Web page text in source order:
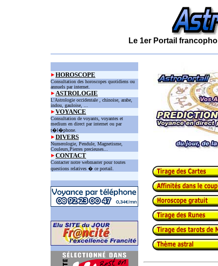
Le 1er Portail
HOROSCOPE
Consultation des horoscopes quotidiens ou
annuels par internet.
ASTROLOGIE
L'Astrologie occidentale , chinoise, arabe,
indou, gauloise, ...
VOYANCE
Consultation de voyants, voyantes et
medium en direct par internet ou par
t�l�phone.
DIVERS
Numerologie, Pendule, Magnetisme,
Couleurs,Pierres precieuses...
CONTACT
Contacter notre webmaster pour toutes
questions relatives � ce portail.